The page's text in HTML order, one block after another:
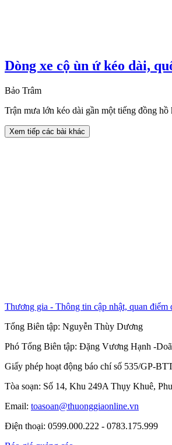
Dòng xe cộ ùn ứ kéo dài,
Bảo Trâm
Trận mưa lớn kéo dài gần một tiếng đồng
Xem tiếp các bài khác
Thương gia - Thông tin cập nhật, quan điểm
Tổng Biên tập: Nguyễn Thùy Dương
Phó Tổng Biên tập: Đặng Vương Hạnh -
Giấy phép hoạt động báo chí số 535/GP-
Tòa soạn: Số 14, Khu 249A Thụy Khuê,
Email: toasoan@thuonggiaonline.vn
Điện thoại: 0599.000.222 - 0783.175.999